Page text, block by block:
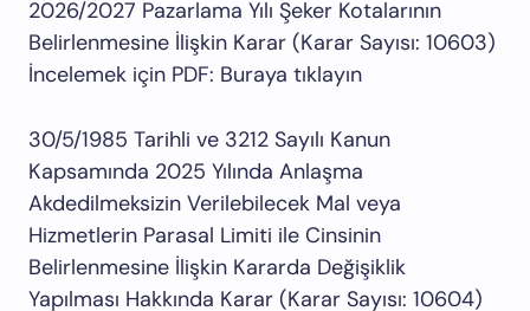
2026/2027 Pazarlama Yılı Şeker Kotalarının
Belirlenmesine İlişkin Karar (Karar Sayısı: 10603)
İncelemek için PDF: Buraya tıklayın
30/5/1985 Tarihli ve 3212 Sayılı Kanun
Kapsamında 2025 Yılında Anlaşma
Akdedilmeksizin Verilebilecek Mal veya
Hizmetlerin Parasal Limiti ile Cinsinin
Belirlenmesine İlişkin Kararda Değişiklik
Yapılması Hakkında Karar (Karar Sayısı: 10604)